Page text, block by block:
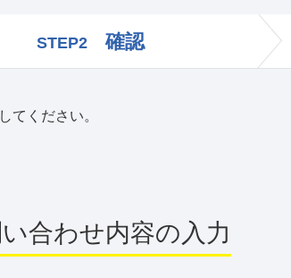
STEP2 確認
てください。
合わせ内容の入力